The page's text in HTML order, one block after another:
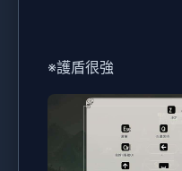
※護盾很強